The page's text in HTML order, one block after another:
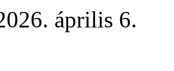
április 6.